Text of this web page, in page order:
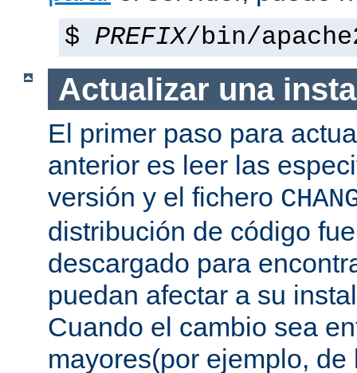
$ PREFIX/bin/
Actualizar una
El primer paso para
anterior es leer las
versión y el fichero
distribución de código
descargado para
puedan afectar a su
Cuando el cambio sea
mayores(por ejemplo,